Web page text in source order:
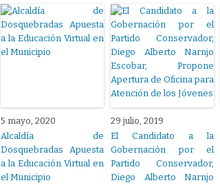
5 mayo, 2020
Alcaldía de
Dosquebradas Apuesta
a la Educación Virtual en
el Municipio
29 julio, 2019
El Candidato a la
Gobernación por el
Partido Conservador,
Diego Alberto Narnjo